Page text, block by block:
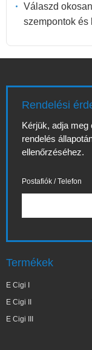
Válaszd
szempontok és
Rendelési
Kérjük, adja
rendelés
ellenőrzéséhez.
Postafiók / Telefon
Termékek
E Cigi I
E Cigi II
E Cigi III